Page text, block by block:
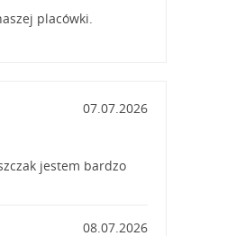
placówki.
07.07.2026
jestem bardzo
08.07.2026